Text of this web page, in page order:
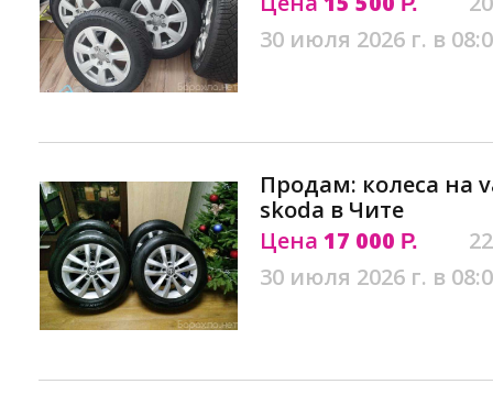
30 июля 2026 г. в
Продам: колеса на
skoda в Чите
Цена 17 000 Р.
30 июля 2026 г. в